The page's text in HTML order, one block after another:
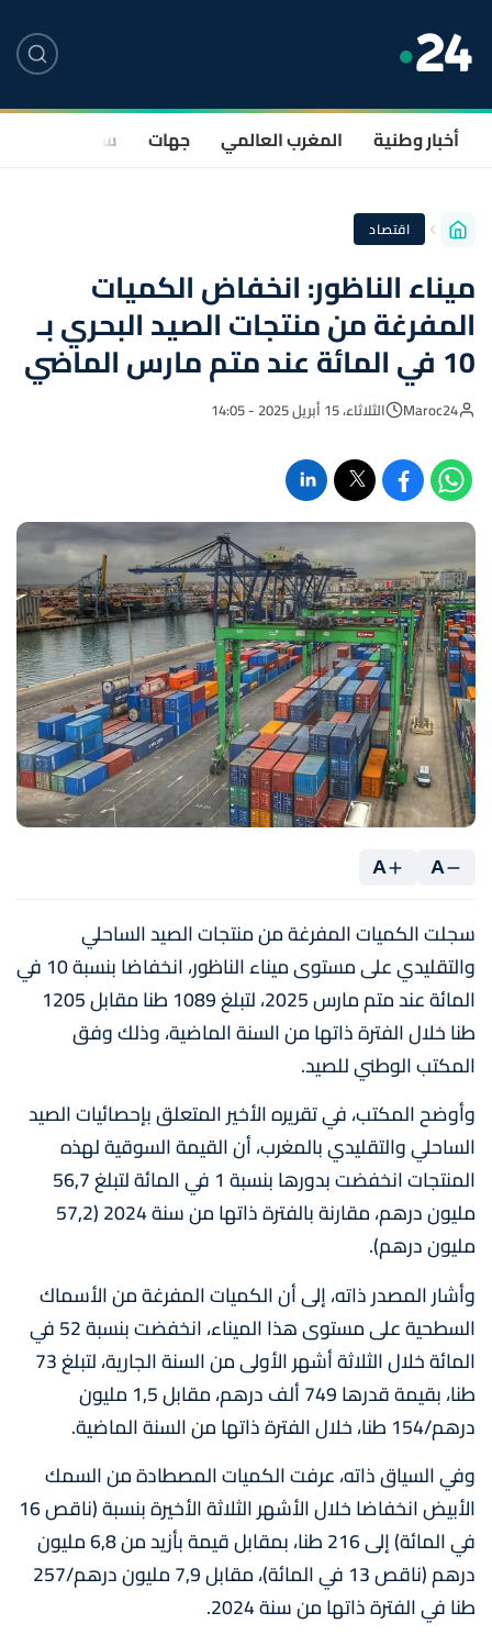
أخبار وطنية المغرب العالمي جهات سياسة
اقتصاد
ميناء الناظور: انخفاض الكميات
المفرغة من منتجات الصيد البحري بـ
10 في المائة عند متم مارس الماضي
Maroc24 الثلاثاء، 15 أبريل 2025 - 14:05
A
A
سجلت الكميات المفرغة من منتجات الصيد الساحلي
والتقليدي على مستوى ميناء الناظور، انخفاضا بنسبة 10 في
المائة عند متم مارس 2025، لتبلغ 1089 طنا مقابل 1205
طنا خلال الفترة ذاتها من السنة الماضية، وذلك وفق
المكتب الوطني للصيد.
وأوضح المكتب، في تقريره الأخير المتعلق بإحصائيات الصيد
الساحلي والتقليدي بالمغرب، أن القيمة السوقية لهذه
المنتجات انخفضت بدورها بنسبة 1 في المائة لتبلغ 56,7
مليون درهم، مقارنة بالفترة ذاتها من سنة 2024 (57,2
مليون درهم).
وأشار المصدر ذاته، إلى أن الكميات المفرغة من الأسماك
السطحية على مستوى هذا الميناء، انخفضت بنسبة 52 في
المائة خلال الثلاثة أشهر الأولى من السنة الجارية، لتبلغ 73
طنا، بقيمة قدرها 749 ألف درهم، مقابل 1,5 مليون
درهم/154 طنا، خلال الفترة ذاتها من السنة الماضية.
وفي السياق ذاته، عرفت الكميات المصطادة من السمك
الأبيض انخفاضا خلال الأشهر الثلاثة الأخيرة بنسبة (ناقص 16
في المائة) إلى 216 طنا، بمقابل قيمة بأزيد من 6,8 مليون
درهم (ناقص 13 في المائة)، مقابل 7,9 مليون درهم/257
طنا في الفترة ذاتها من سنة 2024.